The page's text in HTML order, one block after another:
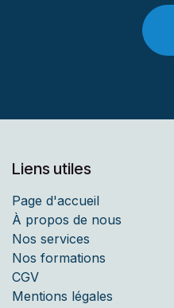
Liens utiles
Page d'accueil
À propos de nous
Nos services
Nos formations
CGV
Mentions légales